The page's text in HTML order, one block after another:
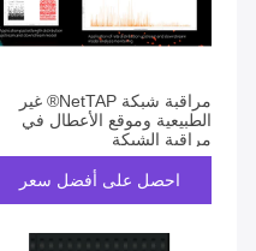
مراقبة شبكة NetTAP® غير
الطبيعية وموقع الأعطال في
مراقبة الشبكة
احصل على أفضل سعر